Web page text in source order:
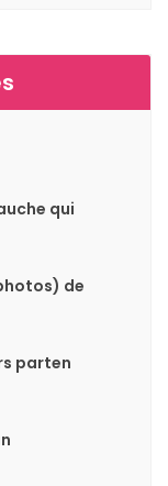
qui
de
parten